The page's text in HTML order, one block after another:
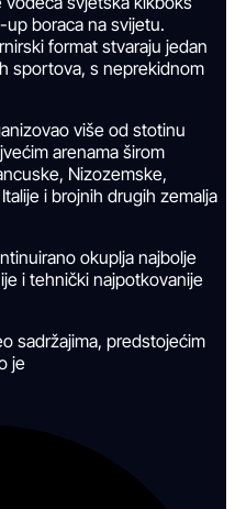
boraca na svijetu.
format stvaraju jedan
sportova, s neprekidnom
više od stotinu
arenama širom
Nizozemske,
i brojnih drugih zemalja
okuplja najbolje
i tehnički najpotkovanije
sadržajima, predstojećim
je